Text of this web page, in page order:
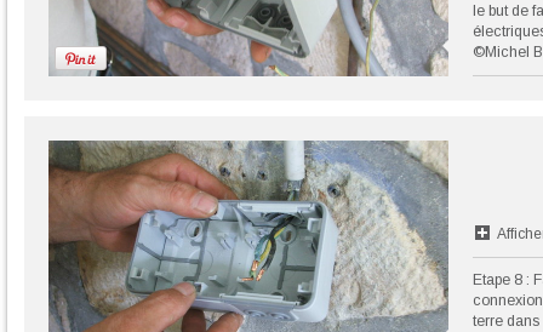
le but de
©Michel
Etape 8 :
terre dans